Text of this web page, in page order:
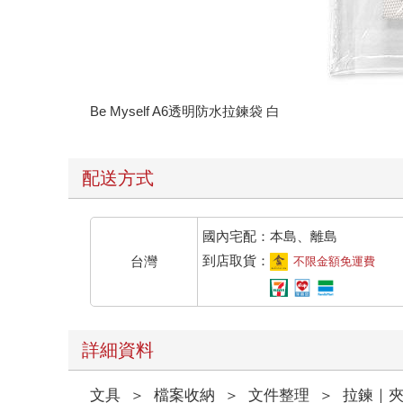
Be Myself A6透明防水拉鍊袋 白
配送方式
台灣
國內宅配：本島、離島
到店取貨：
不限金額免運費
詳細資料
文具 ＞ 檔案收納 ＞ 文件整理 ＞ 拉鍊｜